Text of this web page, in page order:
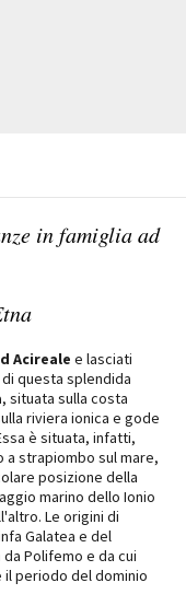
in famiglia ad
Acireale e lasciati
questa splendida
, situata sulla costa
riviera ionica e gode
è situata, infatti,
a strapiombo sul mare,
posizione della
marino dello Ionio
Le origini di
Galatea e del
Polifemo e da cui
il periodo del dominio